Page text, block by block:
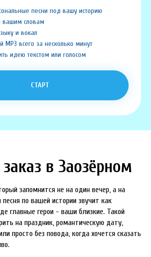
песни под вашу историю
словам
и вокал
всего за несколько минут
идею текстом или голосом
СТАРТ
в Заозёрном
запомнится не на один вечер, а на
по вашей истории звучит как
главные герои - ваши близкие. Такой
на праздник, романтическую дату,
просто без повода, когда хочется сказать